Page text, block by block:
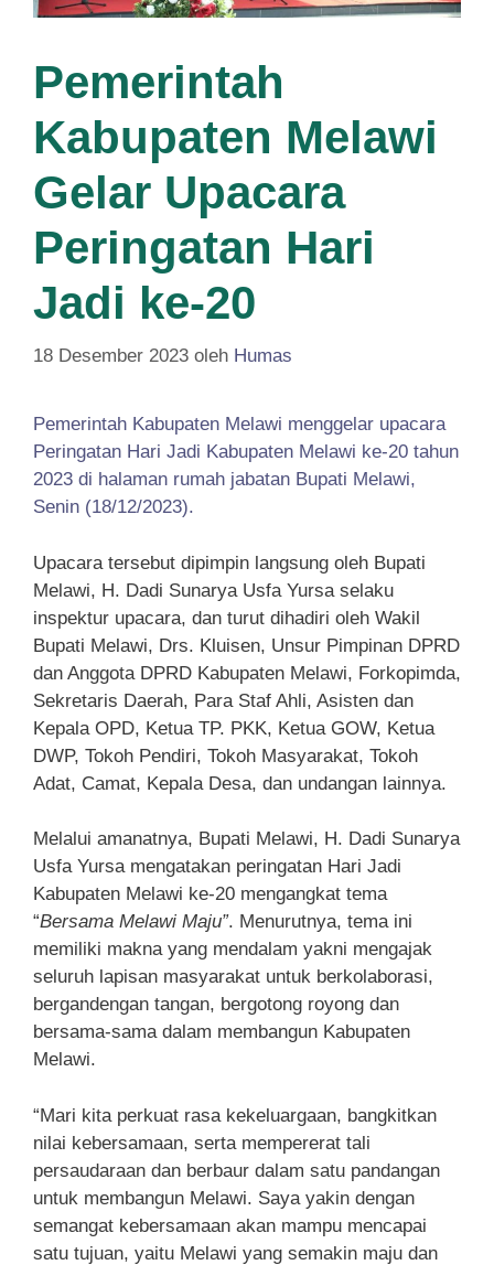
Pemerintah
Kabupaten Melawi
Gelar Upacara
Peringatan Hari
Jadi ke-20
18 Desember 2023 oleh Humas
Pemerintah Kabupaten Melawi menggelar upacara
Peringatan Hari Jadi Kabupaten Melawi ke-20 tahun
2023 di halaman rumah jabatan Bupati Melawi,
Senin (18/12/2023).
Upacara tersebut dipimpin langsung oleh Bupati
Melawi, H. Dadi Sunarya Usfa Yursa selaku
inspektur upacara, dan turut dihadiri oleh Wakil
Bupati Melawi, Drs. Kluisen, Unsur Pimpinan DPRD
dan Anggota DPRD Kabupaten Melawi, Forkopimda,
Sekretaris Daerah, Para Staf Ahli, Asisten dan
Kepala OPD, Ketua TP. PKK, Ketua GOW, Ketua
DWP, Tokoh Pendiri, Tokoh Masyarakat, Tokoh
Adat, Camat, Kepala Desa, dan undangan lainnya.
Melalui amanatnya, Bupati Melawi, H. Dadi Sunarya
Usfa Yursa mengatakan peringatan Hari Jadi
Kabupaten Melawi ke-20 mengangkat tema
“Bersama Melawi Maju”. Menurutnya, tema ini
memiliki makna yang mendalam yakni mengajak
seluruh lapisan masyarakat untuk berkolaborasi,
bergandengan tangan, bergotong royong dan
bersama-sama dalam membangun Kabupaten
Melawi.
“Mari kita perkuat rasa kekeluargaan, bangkitkan
nilai kebersamaan, serta mempererat tali
persaudaraan dan berbaur dalam satu pandangan
untuk membangun Melawi. Saya yakin dengan
semangat kebersamaan akan mampu mencapai
satu tujuan, yaitu Melawi yang semakin maju dan